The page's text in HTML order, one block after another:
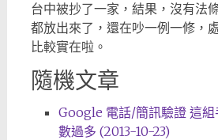
台中被抄了一家，結果，沒有法
都放出來了，還在吵一例一修，
比較實在啦。
隨機文章
Google 電話/簡訊驗證 這組
數過多 (2013-10-23)